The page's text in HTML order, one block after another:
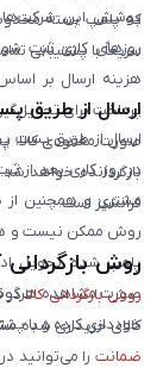
که پلمپ بسته
سریعاً با پشتیبانی
روزهای کاری ثبت
هزینه ارسال بر
پرداخت برای
صورت مفقودی کالا،
فرانشیز است.
ارسال از طریق
ارسال از طریق پست
در روز کاری بعد از
مشتری و همچنین از
پلمپ شده تحویل
صورت مشاهده
خودداری کرده و با
روش بازگردانی
روش بازگردانی کالادر
کالای خریداری شده
ضمانت را می‌توانید